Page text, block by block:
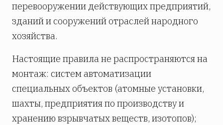
перевооружении действующих предприятий,
зданий и сооружений отраслей народного
хозяйства.
Настоящие правила не распространяются на
монтаж: систем автоматизации
специальных объектов (атомные установки,
шахты, предприятия по производству и
хранению взрывчатых веществ, изотопов);